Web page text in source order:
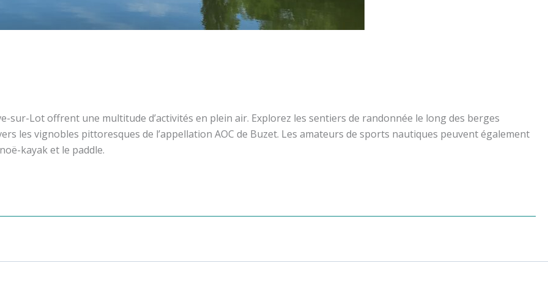
sur-Lot offrent une multitude d’activités en plein air. Explorez les sentiers de randonnée le long des berges
les vignobles pittoresques de l’appellation AOC de Buzet. Les amateurs de sports nautiques peuvent également
kayak et le paddle.